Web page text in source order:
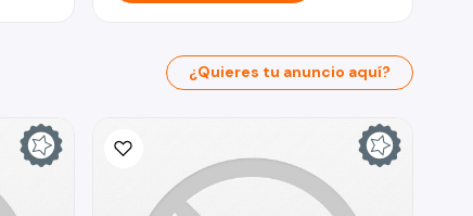
¿Quieres tu anuncio aquí?